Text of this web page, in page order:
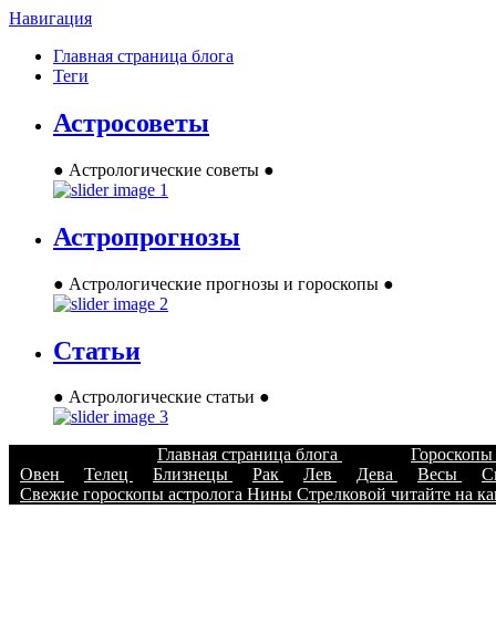
Навигация
Главная страница блога
Теги
Астросоветы
● Астрологические советы ●
Астропрогнозы
● Астрологические прогнозы и гороскопы ●
Статьи
● Астрологические статьи ●
Главная страница блога
Гороскопы
Овен
Телец Близнецы Рак Лев Дева Весы
Свежие гороскопы астролога Нины Стрелковой читайте на